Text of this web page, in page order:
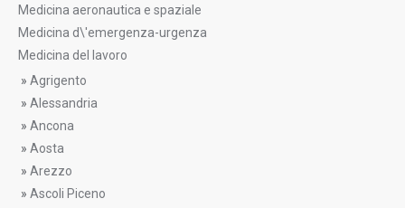
Medicina aeronautica e spaziale
Medicina d\'emergenza-urgenza
Medicina del lavoro
» Agrigento
» Alessandria
» Ancona
» Aosta
» Arezzo
» Ascoli Piceno